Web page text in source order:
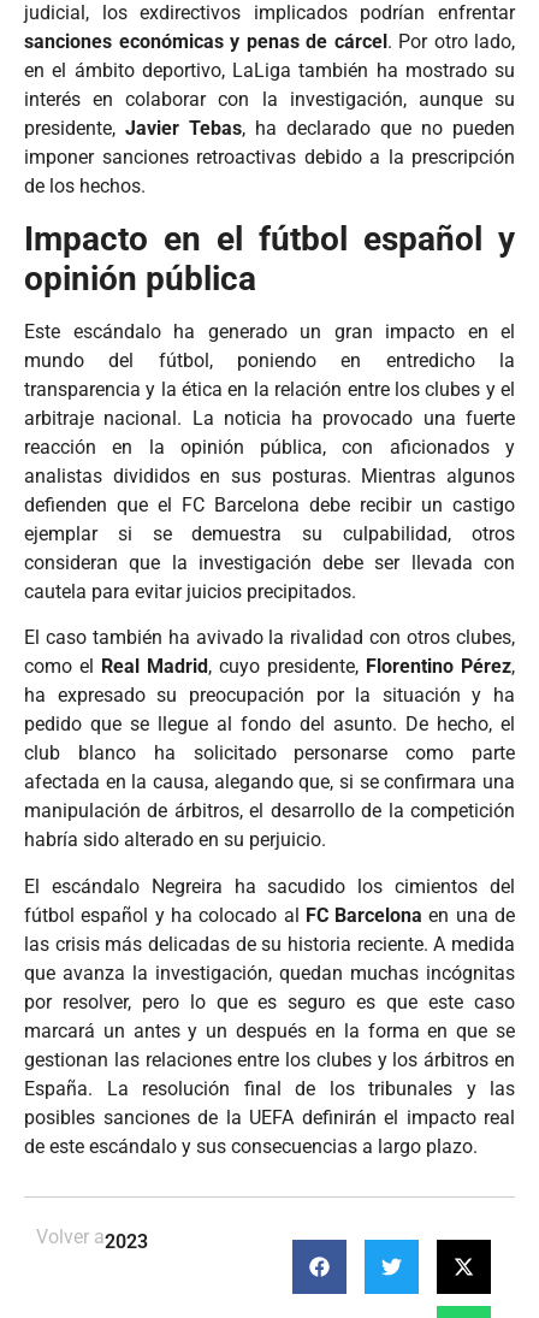
judicial, los exdirectivos implicados podrían enfrentar
sanciones económicas y penas de cárcel . Por otro lado,
en el ámbito deportivo, LaLiga también ha mostrado su
interés en colaborar con la investigación, aunque su
presidente, Javier Tebas, ha declarado que no pueden
imponer sanciones retroactivas debido a la prescripción
de los hechos.
Impacto en el fútbol español y
opinión pública
Este escándalo ha generado un gran impacto en el
mundo del fútbol, poniendo en entredicho la
transparencia y la ética en la relación entre los clubes y el
arbitraje nacional. La noticia ha provocado una fuerte
reacción en la opinión pública, con aficionados y
analistas divididos en sus posturas. Mientras algunos
defienden que el FC Barcelona debe recibir un castigo
ejemplar si se demuestra su culpabilidad, otros
consideran que la investigación debe ser llevada con
cautela para evitar juicios precipitados.
El caso también ha avivado la rivalidad con otros clubes,
como el Real Madrid, cuyo presidente, Florentino Pérez,
ha expresado su preocupación por la situación y ha
pedido que se llegue al fondo del asunto. De hecho, el
club blanco ha solicitado personarse como parte
afectada en la causa, alegando que, si se confirmara una
manipulación de árbitros, el desarrollo de la competición
habría sido alterado en su perjuicio.
El escándalo Negreira ha sacudido los cimientos del
fútbol español y ha colocado al FC Barcelona en una de
las crisis más delicadas de su historia reciente. A medida
que avanza la investigación, quedan muchas incógnitas
por resolver, pero lo que es seguro es que este caso
marcará un antes y un después en la forma en que se
gestionan las relaciones entre los clubes y los árbitros en
España. La resolución final de los tribunales y las
posibles sanciones de la UEFA definirán el impacto real
de este escándalo y sus consecuencias a largo plazo.
Volver a2023